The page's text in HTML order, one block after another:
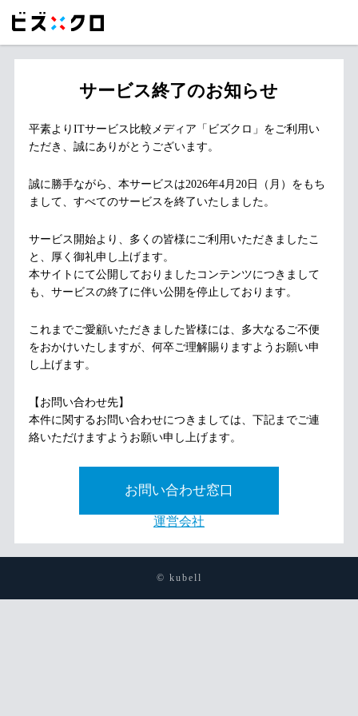
サービス終了のお知らせ
平素よりITサービス比較メディア「ビズクロ」をご利用い
ただき、誠にありがとうございます。
誠に勝手ながら、本サービスは2026年4月20日（月）をもち
まして、すべてのサービスを終了いたしました。
サービス開始より、多くの皆様にご利用いただきましたこ
と、厚く御礼申し上げます。
本サイトにて公開しておりましたコンテンツにつきまして
も、サービスの終了に伴い公開を停止しております。
これまでご愛顧いただきました皆様には、多大なるご不便
をおかけいたしますが、何卒ご理解賜りますようお願い申
し上げます。
【お問い合わせ先】
本件に関するお問い合わせにつきましては、下記までご連
絡いただけますようお願い申し上げます。
お問い合わせ窓口
運営会社
© kubell